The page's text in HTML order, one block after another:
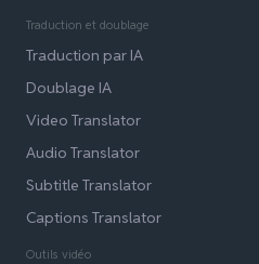
Traduction et doublage
Traduction par IA
Doublage IA
Video Translator
Audio Translator
Subtitle Translator
Captions Translator
Outils vidéo